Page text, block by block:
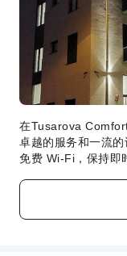
前台贵重物品保
礼宾服务
快速入住退房
安全与安保
安保人员
急救包
公共区域监控
在Tusarova
卓越的服务和一流
免费 Wi-Fi，保持即
住宿配备了各种便
意，部分客房提供
验。在特定客房中